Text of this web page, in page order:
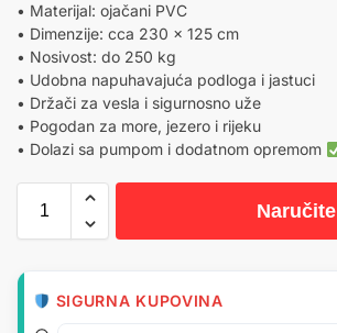
• Materijal: ojačani PVC
• Dimenzije: cca 230 x 125 cm
• Nosivost: do 250 kg
• Udobna napuhavajuća podloga i jastuci
• Držači za vesla i sigurnosno uže
• Pogodan za more, jezero i rijeku
• Dolazi sa pumpom i dodatnom opremom
Naručite
SIGURNA KUPOVINA